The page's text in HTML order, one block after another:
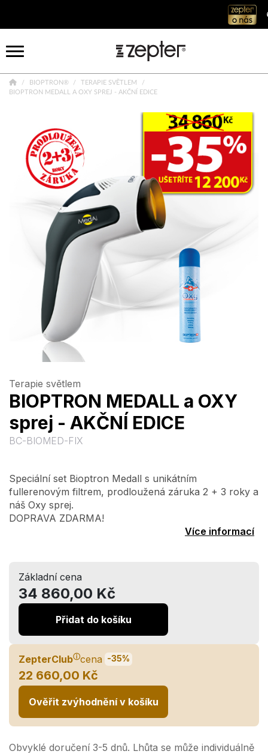
BIOPTRON®
TERAPIE SVĚTLEM
BIOPTRON MEDALL A OXY SPREJ - AKČNÍ EDICE
Terapie světlem
BIOPTRON MEDALL a OXY
sprej - AKČNÍ EDICE
BC-BIOMED-FIX
Speciální set Bioptron Medall s unikátním
fullerenovým filtrem, prodloužená záruka 2 + 3 roky a
náš Oxy sprej.
DOPRAVA ZDARMA!
Více informací
Základní cena
34 860,00 Kč
Přidat do košíku
ZepterClubⓘcena -35%
22 660,00 Kč
Ověřit zvýhodnění v košíku
Obvyklé doručení 3-5 dnů. Lhůta se může individuálně